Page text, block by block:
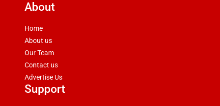
About
Home
About us
Our Team
Contact us
Advertise Us
Support